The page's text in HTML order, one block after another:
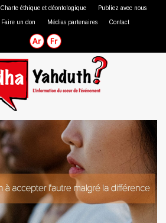
Charte éthique et déontologique Publiez avec nous
Faire un don Médias partenaires Contact